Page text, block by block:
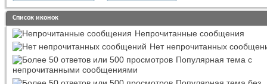
Список иконок
Непрочитанные сообщения
Нет непрочитанных
Популярная тема с
непрочитанными сообщениями